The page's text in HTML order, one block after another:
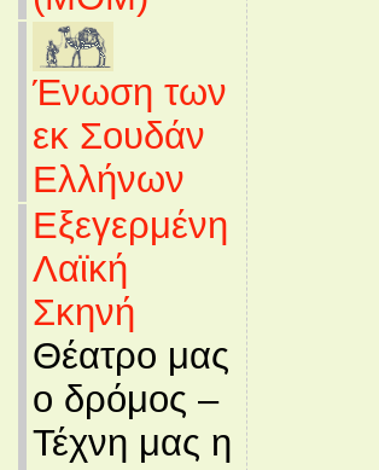
Ένωση των
εκ Σουδάν
Ελλήνων
Εξεγερμένη
Λαϊκή
Σκηνή
Θέατρο μας
ο δρόμος –
Τέχνη μας η